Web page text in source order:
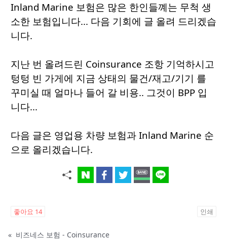
Inland Marine 보험은 많은 한인들꼐는 무척 생
소한 보험입니다... 다음 기회에 글 올려 드리겠습
니다.
지난 번 올려드린 Coinsurance 조항 기억하시고
텅텅 빈 가게에 지금 상태의 물건/재고/기기 를
꾸미실 때 얼마나 들어 갈 비용.. 그것이 BPP 입
니다...
다음 글은 영업용 차량 보험과 Inland Marine 순
으로 올리겠습니다.
좋아요 14 인쇄
« 비즈네스 보험 - Coinsurance